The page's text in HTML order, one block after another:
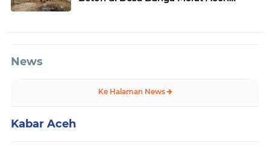
News
Ke Halaman News
Kabar Aceh